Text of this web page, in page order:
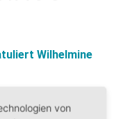
Wilhelmine
von